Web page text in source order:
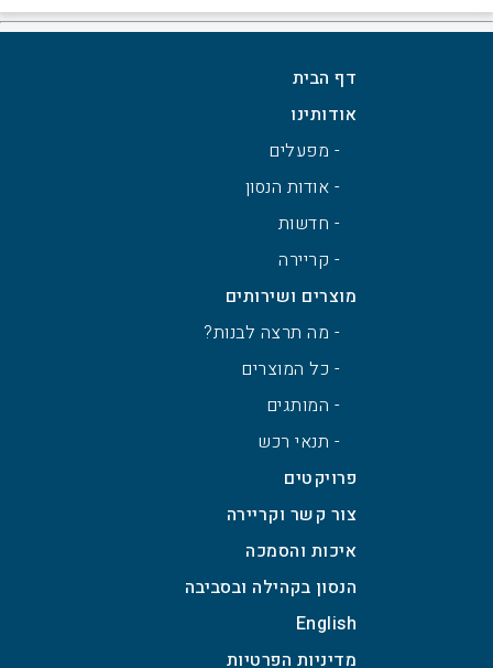
דף הבית
אודותינו
- מפעלים
- אודות הנסון
- חדשות
- קריירה
מוצרים ושירותים
- מה תרצה לבנות?
- כל המוצרים
- המותגים
- תנאי רכש
פרויקטים
צור קשר וקריירה
איכות והסמכה
הנסון בקהילה ובסביבה
English
מדיניות הפרטיות